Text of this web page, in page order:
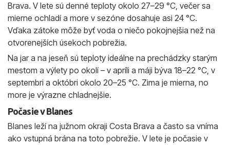
Brava. V lete sú denné teploty okolo 27–29 °C, večer sa
mierne ochladí a more v sezóne dosahuje asi 24 °C.
Vďaka zátoke môže byť voda o niečo pokojnejšia než na
otvorenejších úsekoch pobrežia.
Na jar a na jeseň sú teploty ideálne na prechádzky starým
mestom a výlety po okolí – v apríli a máji býva 18–22 °C, v
septembri a októbri okolo 20–25 °C. Zima je mierna, no
more je výrazne chladnejšie.
Počasie v Blanes
Blanes leží na južnom okraji Costa Brava a často sa vníma
ako vstupná brána na toto pobrežie. V lete je počasie v